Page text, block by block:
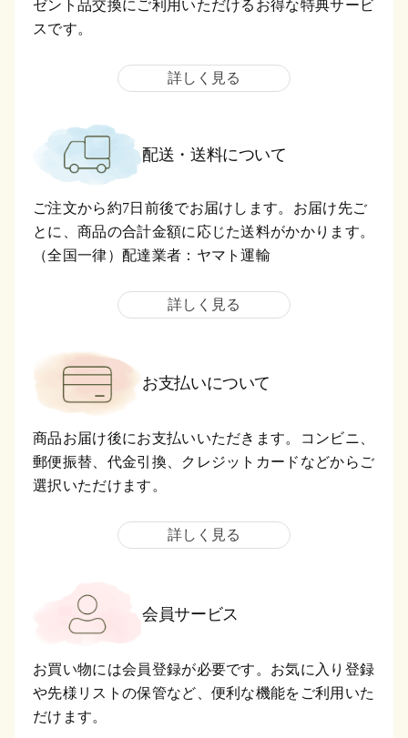
ゼント品交換にご利用いただけるお得な特典サービ
スです。
詳しく見る
配送・送料について
ご注文から約7日前後でお届けします。お届け先ご
とに、商品の合計金額に応じた送料がかかります。
（全国一律）配達業者：ヤマト運輸
詳しく見る
お支払いについて
商品お届け後にお支払いいただきます。コンビニ、
郵便振替、代金引換、クレジットカードなどからご
選択いただけます。
詳しく見る
会員サービス
お買い物には会員登録が必要です。お気に入り登録
や先様リストの保管など、便利な機能をご利用いた
だけます。